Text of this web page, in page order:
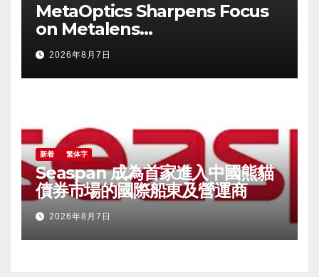
MetaOptics Sharpens Focus
on Metalens
Commercialisation;
Withdraws Nasdaq Listing
Application, and Defers U.S.
2026年8月7日
新着 繁体字
Seaspan 成為首家進入中國熊貓
債券市場的國際船東及營運商
2026年8月7日